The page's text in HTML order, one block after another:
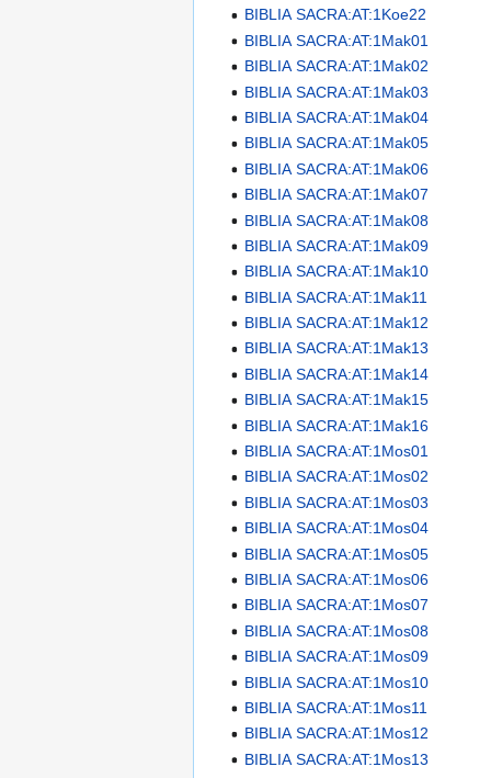
BIBLIA SACRA:AT:1Koe22
BIBLIA SACRA:AT:1Mak01
BIBLIA SACRA:AT:1Mak02
BIBLIA SACRA:AT:1Mak03
BIBLIA SACRA:AT:1Mak04
BIBLIA SACRA:AT:1Mak05
BIBLIA SACRA:AT:1Mak06
BIBLIA SACRA:AT:1Mak07
BIBLIA SACRA:AT:1Mak08
BIBLIA SACRA:AT:1Mak09
BIBLIA SACRA:AT:1Mak10
BIBLIA SACRA:AT:1Mak11
BIBLIA SACRA:AT:1Mak12
BIBLIA SACRA:AT:1Mak13
BIBLIA SACRA:AT:1Mak14
BIBLIA SACRA:AT:1Mak15
BIBLIA SACRA:AT:1Mak16
BIBLIA SACRA:AT:1Mos01
BIBLIA SACRA:AT:1Mos02
BIBLIA SACRA:AT:1Mos03
BIBLIA SACRA:AT:1Mos04
BIBLIA SACRA:AT:1Mos05
BIBLIA SACRA:AT:1Mos06
BIBLIA SACRA:AT:1Mos07
BIBLIA SACRA:AT:1Mos08
BIBLIA SACRA:AT:1Mos09
BIBLIA SACRA:AT:1Mos10
BIBLIA SACRA:AT:1Mos11
BIBLIA SACRA:AT:1Mos12
BIBLIA SACRA:AT:1Mos13